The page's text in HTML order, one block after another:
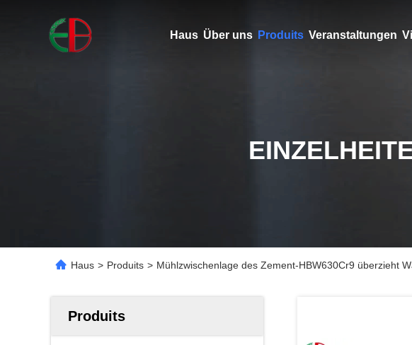
Haus Über uns Produits Veranstaltungen
Haus > Produits > Mühlzwischenlage des Zement-HBW630Cr9 überzieht
Produits